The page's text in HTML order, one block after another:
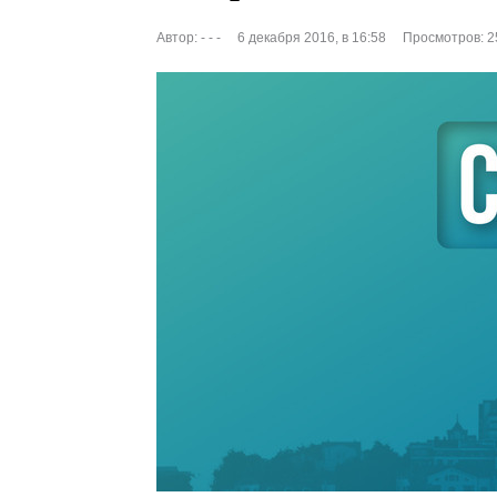
Автор: - - - 6 декабря 2016, в 16:58 Просмотров: